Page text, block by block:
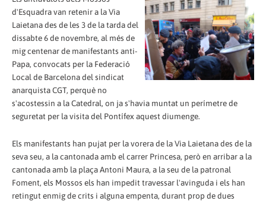
d'Esquadra van retenir a la Via
Laietana des de les 3 de la tarda del
dissabte 6 de novembre, al més de
mig centenar de manifestants anti-
Papa, convocats per la Federació
Local de Barcelona del sindicat
anarquista CGT, perquè no
s'acostessin a la Catedral, on ja s'havia muntat un perímetre de
seguretat per la visita del Pontífex aquest diumenge.
Els manifestants han pujat per la vorera de la Via Laietana des de la
seva seu, a la cantonada amb el carrer Princesa, però en arribar a la
cantonada amb la plaça Antoni Maura, a la seu de la patronal
Foment, els Mossos els han impedit travessar l'avinguda i els han
retingut enmig de crits i alguna empenta, durant prop de dues